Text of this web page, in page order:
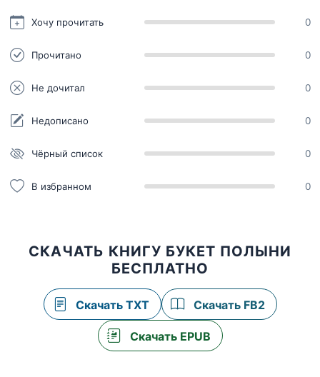
Хочу прочитать 0
Прочитано 0
Не дочитал 0
Недописано 0
Чёрный список 0
В избранном 0
СКАЧАТЬ КНИГУ БУКЕТ ПОЛЫНИ
БЕСПЛАТНО
Скачать TXT Скачать FB2
Скачать EPUB